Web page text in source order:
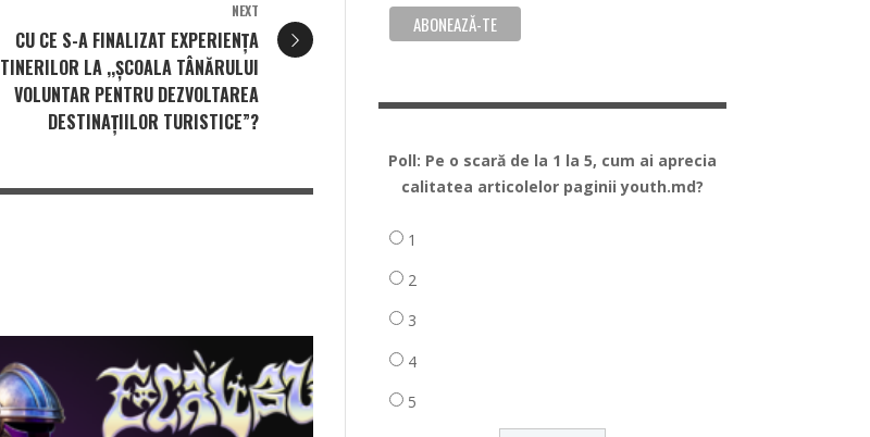
NEXT
CU CE S-A FINALIZAT EXPERIENȚA
TINERILOR LA ,,ȘCOALA TÂNĂRULUI
VOLUNTAR PENTRU DEZVOLTAREA
DESTINAȚIILOR TURISTICE”?
Poll: Pe o scară de la 1 la 5, cum ai aprecia
calitatea articolelor paginii youth.md?
1
2
3
4
5